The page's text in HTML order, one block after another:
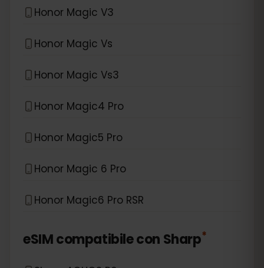
Honor Magic V3
Honor Magic Vs
Honor Magic Vs3
Honor Magic4 Pro
Honor Magic5 Pro
Honor Magic 6 Pro
Honor Magic6 Pro RSR
eSIM compatibile con Sharp*